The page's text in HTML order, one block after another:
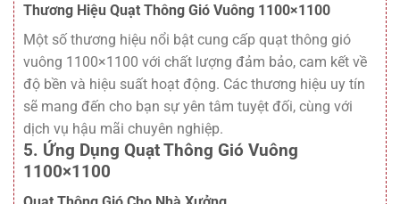
Thương Hiệu Quạt Thông Gió Vuông 1100×1100
Một số thương hiệu nổi bật cung cấp quạt thông gió
vuông 1100×1100 với chất lượng đảm bảo, cam kết về
độ bền và hiệu suất hoạt động. Các thương hiệu uy tín
sẽ mang đến cho bạn sự yên tâm tuyệt đối, cùng với
dịch vụ hậu mãi chuyên nghiệp.
5. Ứng Dụng Quạt Thông Gió Vuông
1100×1100